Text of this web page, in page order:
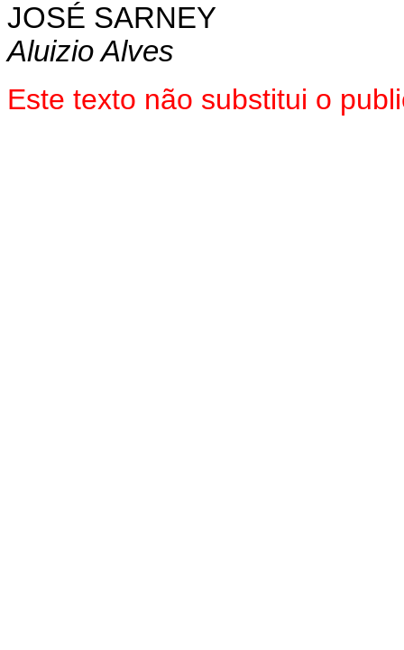
JOSÉ SARNEY
Aluizio Alves
Este texto não substitui o